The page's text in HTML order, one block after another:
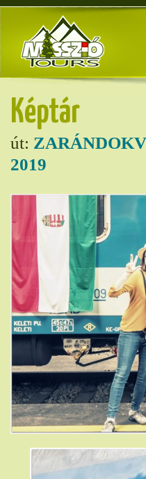
Képtár
út:
2019